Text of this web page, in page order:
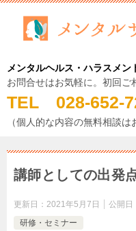
メンタルヘルス・ハラスメン
お問合せはお気軽に。初回ご
TEL 028-652-
（個人的な内容の無料相談は
講師としての出発
更新日： 2021年5月7日 公開日
研修・セミナー